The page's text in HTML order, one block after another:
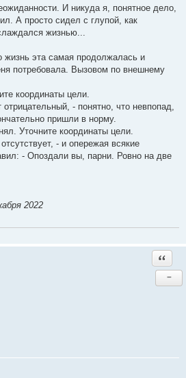
И никуда я, понятное дело,
А просто сидел с глупой, как
жизнью...
жизнь эта самая продолжалась и
потребовала. Вызовом по внешнему
координаты цели.
- понятно, что невпопад,
пришли в норму.
Уточните координаты цели.
- и опережая всякие
- Опоздали вы, парни. Ровно на две
2022
−